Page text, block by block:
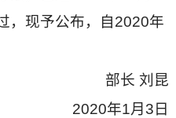
，现予公布，自2020年
部长 刘昆
2020年1月3日